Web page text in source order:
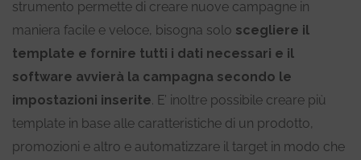
strumento permette di creare nuove campagne in
maniera facile e veloce, bisogna solo scegliere il
template e fornire tutti i dati necessari e il
software avvierà la campagna secondo le
impostazioni inserite. E’ inoltre possibile creare più
template in base alle caratteristiche di un prodotto,
promozioni e altro e automatizzare il target in modo che